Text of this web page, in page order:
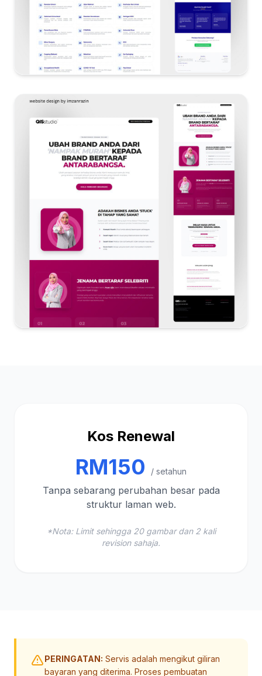
Kos Renewal
RM150 / setahun
Tanpa sebarang perubahan besar pada
struktur laman web.
*Nota: Limit sehingga 20 gambar dan 2 kali
revision sahaja.
PERINGATAN: Servis adalah mengikut giliran
bayaran yang diterima. Proses pembuatan